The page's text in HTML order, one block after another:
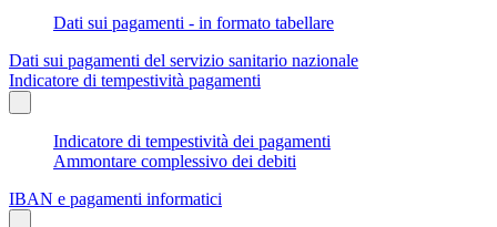
Dati sui pagamenti - in formato tabellare
Dati sui pagamenti del servizio sanitario nazionale
Indicatore di tempestività pagamenti
Indicatore di tempestività dei pagamenti
Ammontare complessivo dei debiti
IBAN e pagamenti informatici